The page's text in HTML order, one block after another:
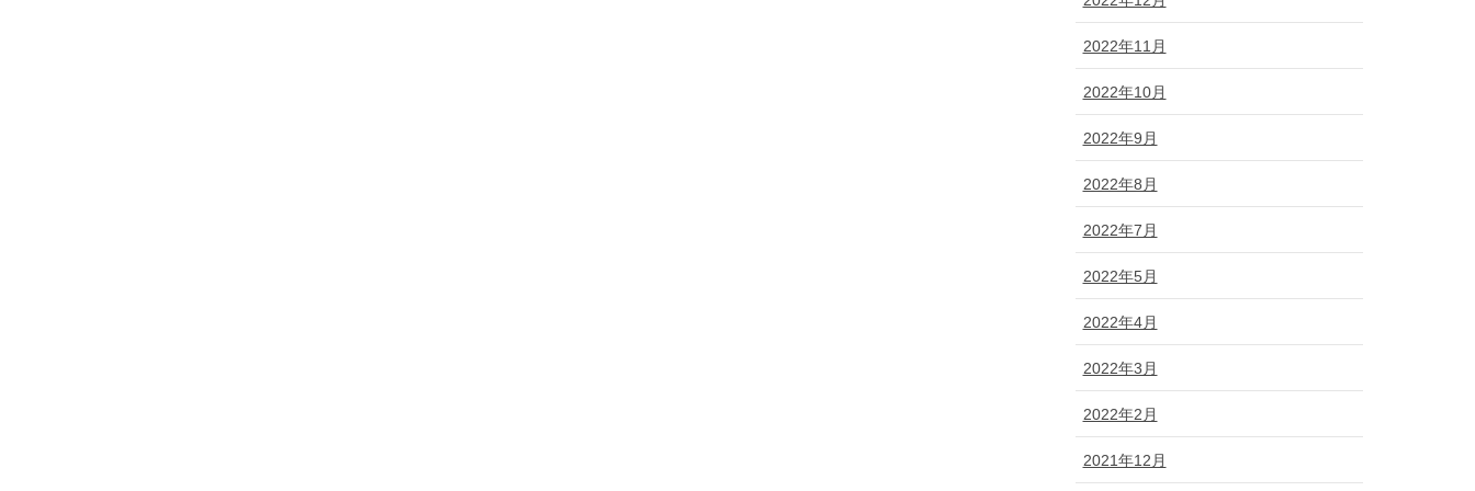
2022年11月
2022年10月
2022年9月
2022年8月
2022年7月
2022年5月
2022年4月
2022年3月
2022年2月
2021年12月